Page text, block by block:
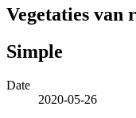
Vegetaties van
Simple
Date
2020-05-26